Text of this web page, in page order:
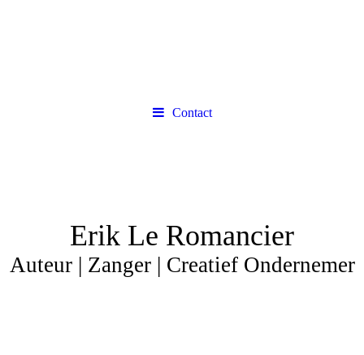
Contact
Erik Le Romancier
Auteur | Zanger | Creatief Ondernemer